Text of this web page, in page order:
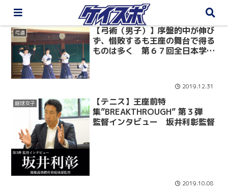
弓道
【弓術（男子）】序盤的中が伸び
ず、惜敗するも王座の舞台で得る
ものは多く 第６７回全日本学生
2019.12.31
庭球女子
【テニス】王座前特
集”BREAKTHROUGH” 第３弾
監督インタビュー 坂井利彰監督
2019.10.08